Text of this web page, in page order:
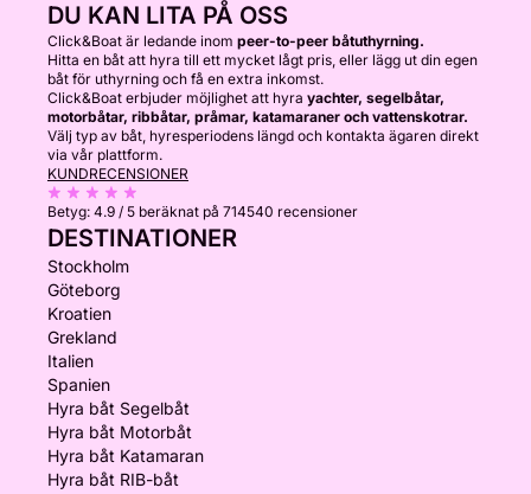
DU KAN LITA PÅ OSS
Click&Boat är ledande inom peer-to-peer båtuthyrning.
Hitta en båt att hyra till ett mycket lågt pris, eller lägg ut din egen
båt för uthyrning och få en extra inkomst.
Click&Boat erbjuder möjlighet att hyra yachter, segelbåtar,
motorbåtar, ribbåtar, pråmar, katamaraner och vattenskotrar.
Välj typ av båt, hyresperiodens längd och kontakta ägaren direkt
via vår plattform.
KUNDRECENSIONER
Betyg: 4.9 / 5 beräknat på 714540 recensioner
DESTINATIONER
Stockholm
Göteborg
Kroatien
Grekland
Italien
Spanien
Hyra båt Segelbåt
Hyra båt Motorbåt
Hyra båt Katamaran
Hyra båt RIB-båt